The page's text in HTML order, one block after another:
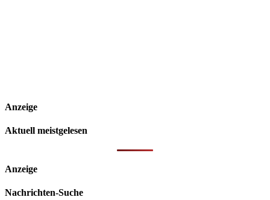
Anzeige
Aktuell meistgelesen
Anzeige
Nachrichten-Suche